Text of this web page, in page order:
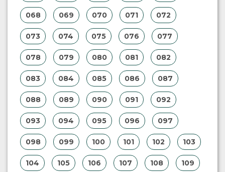
058 059 060 061 062
063 064 065 066 067
068 069 070 071 072
073 074 075 076 077
078 079 080 081 082
083 084 085 086 087
088 089 090 091 092
093 094 095 096 097